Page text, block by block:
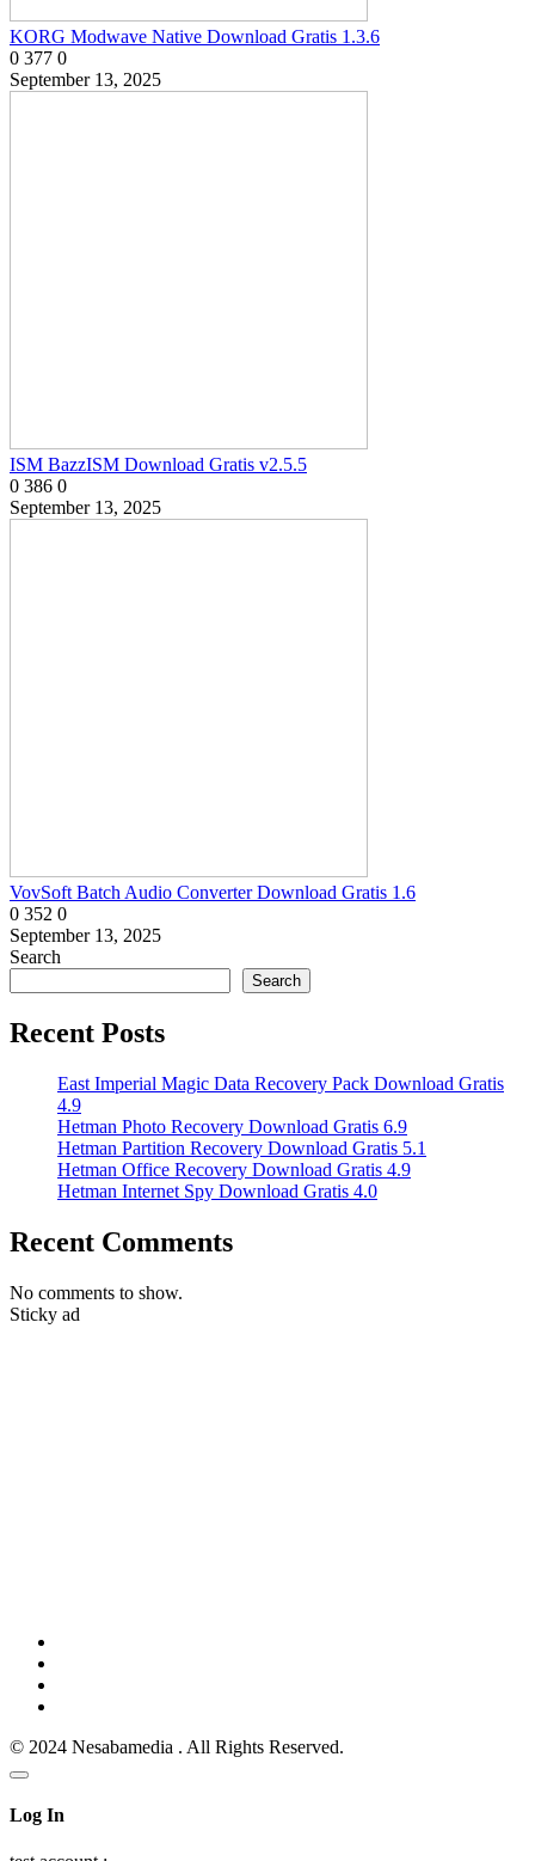
KORG Modwave Native Download Gratis 1.3.6
0 377 0
September 13, 2025
ISM BazzISM Download Gratis v2.5.5
0 386 0
September 13, 2025
VovSoft Batch Audio Converter Download Gratis 1.6
0 352 0
September 13, 2025
Search
Search
Recent Posts
East Imperial Magic Data Recovery Pack Download Gratis
4.9
Hetman Photo Recovery Download Gratis 6.9
Hetman Partition Recovery Download Gratis 5.1
Hetman Office Recovery Download Gratis 4.9
Hetman Internet Spy Download Gratis 4.0
Recent Comments
No comments to show.
Sticky ad
© 2024 Nesabamedia . All Rights Reserved.
Log In